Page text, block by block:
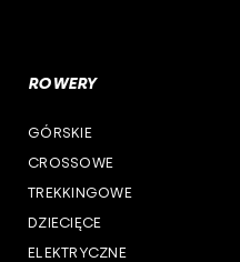
woj. podlaskie
woj. pomorskie
woj. śląskie
ROWERY
GÓRSKIE
CROSSOWE
TREKKINGOWE
DZIECIĘCE
ELEKTRYCZNE